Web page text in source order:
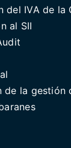
del IVA de la
al SII
de la gestión